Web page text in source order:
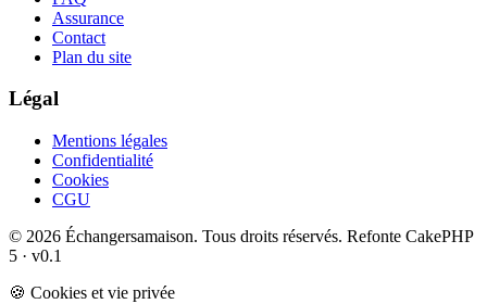
Assurance
Contact
Plan du site
Légal
Mentions légales
Confidentialité
Cookies
CGU
© 2026 Échangersamaison. Tous droits réservés. Refonte CakePHP
5 · v0.1
🍪 Cookies et vie privée